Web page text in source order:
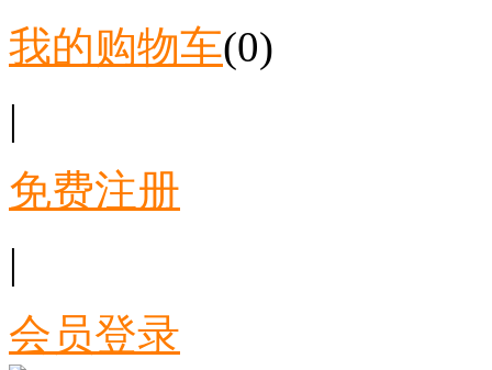
我的购物车(0)
|
免费注册
|
会员登录